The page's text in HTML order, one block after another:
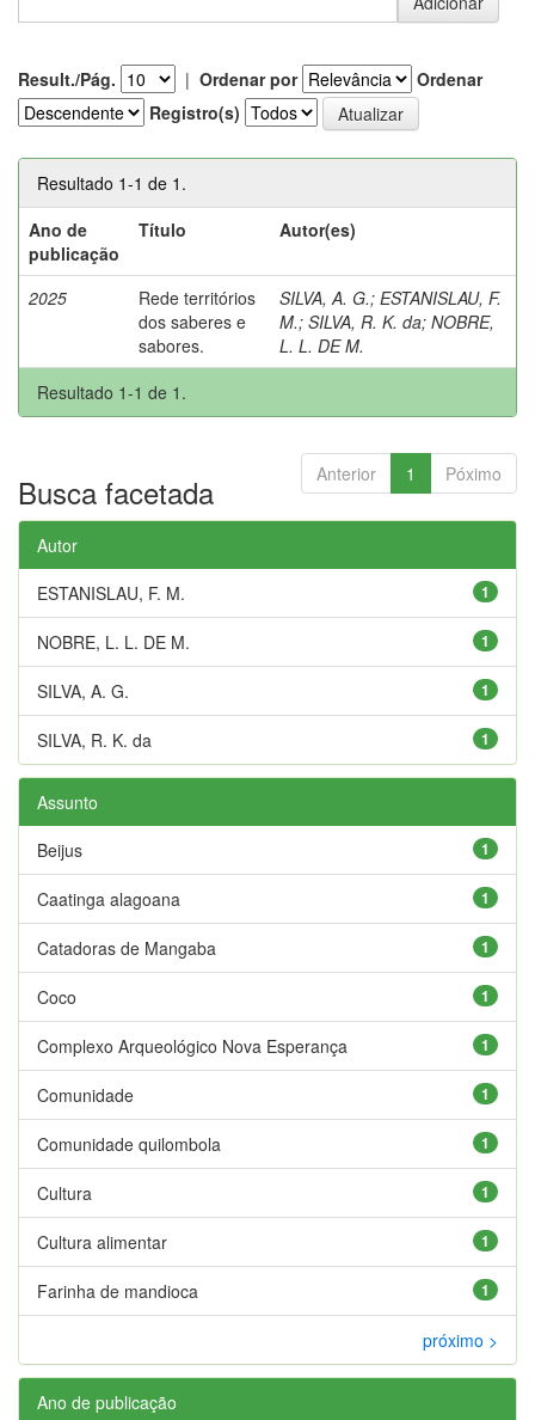
Result./Pág. | Ordenar por
Ordenar
Registro(s)
Resultado 1-1 de 1.
Ano de
publicação
Título Autor(es)
2025
Rede territórios
dos saberes e
sabores.
SILVA, A. G.; ESTANISLAU, F.
M.; SILVA, R. K. da; NOBRE,
L. L. DE M.
Resultado 1-1 de 1.
Anterior 1 Póximo
Busca facetada
Autor
1
ESTANISLAU, F. M.
1
NOBRE, L. L. DE M.
1
SILVA, A. G.
1
SILVA, R. K. da
Assunto
1
Beijus
1
Caatinga alagoana
1
Catadoras de Mangaba
1
Coco
1
Complexo Arqueológico Nova Esperança
1
Comunidade
1
Comunidade quilombola
1
Cultura
1
Cultura alimentar
1
Farinha de mandioca
próximo >
Ano de publicação